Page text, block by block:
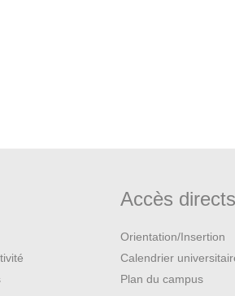
Accès
Orientation/Insertion
Calendrier
Plan du campus